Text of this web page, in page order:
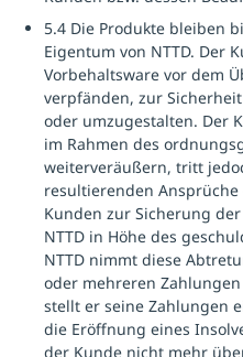
5.4 Die Produkte bleiben
Eigentum von NTTD. Der
Vorbehaltsware vor dem
verpfänden, zur
oder umzugestalten. Der
im Rahmen des
weiterveräußern, tritt
resultierenden
Kunden zur Sicherung
NTTD in Höhe des
NTTD nimmt diese
oder mehreren
stellt er seine Zahlungen
die Eröffnung eines
der Kunde nicht mehr